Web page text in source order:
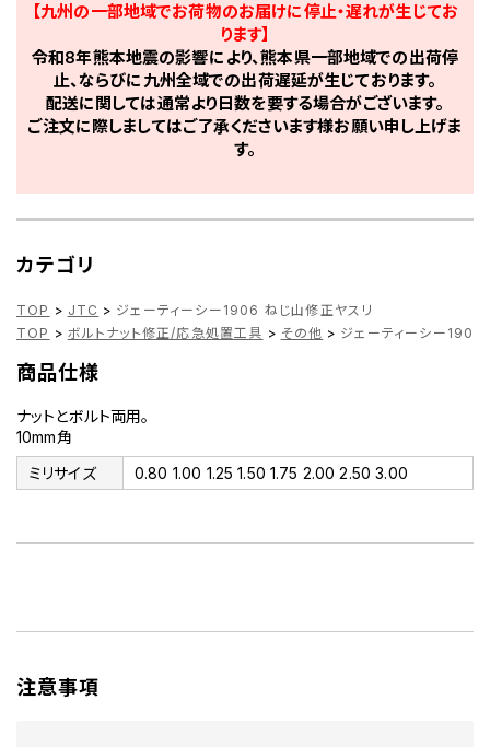
【九州の一部地域でお荷物のお届けに停止・遅れが生じてお
ります】
令和8年熊本地震の影響により、熊本県一部地域での出荷停
止、ならびに九州全域での出荷遅延が生じております。
配送に関しては通常より日数を要する場合がございます。
ご注文に際しましてはご了承くださいます様お願い申し上げま
す。
カテゴリ
TOP > JTC > ジェーティーシー1906 ねじ山修正ヤスリ
TOP > ボルトナット修正/応急処置工具 > その他 > ジェーティーシー1906
商品仕様
ナットとボルト両用。
10mm角
ミリサイズ
0.80 1.00 1.25 1.50 1.75 2.00 2.50 3.00
注意事項